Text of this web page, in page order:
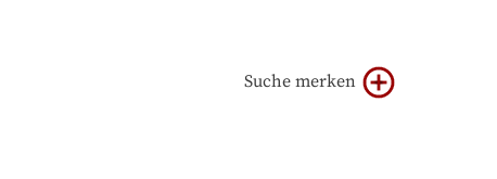
Suche merken